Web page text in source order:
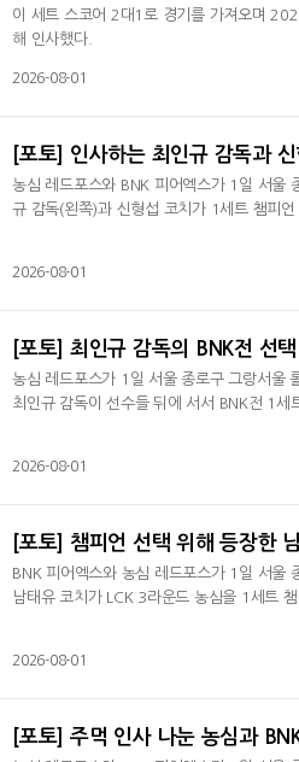
이 세트 스코어 2대1로 경기를 가져오며
해 인사했다.
2026-08-01
[포토] 인사하는 최인규 감독과
농심 레드포스와 BNK 피어엑스가 1일 서울
규 감독(왼쪽)과 신형섭 코치가 1세트 챔피
2026-08-01
[포토] 최인규 감독의 BNK전 선택
농심 레드포스가 1일 서울 종로구 그랑서울
최인규 감독이 선수들 뒤에 서서 BNK전 1세
2026-08-01
[포토] 챔피언 선택 위해 등장한
BNK 피어엑스와 농심 레드포스가 1일 서울
남태유 코치가 LCK 3라운드 농심을 1세트
2026-08-01
[포토] 주먹 인사 나눈 농심과